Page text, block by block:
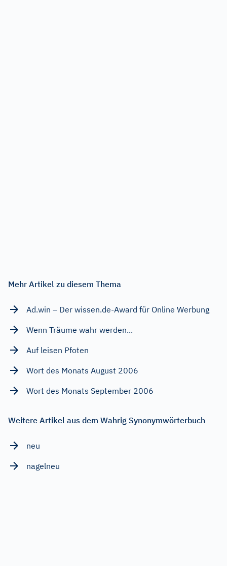
Mehr Artikel zu diesem Thema
Ad.win – Der wissen.de-Award für Online Werbung
Wenn Träume wahr werden...
Auf leisen Pfoten
Wort des Monats August 2006
Wort des Monats September 2006
Weitere Artikel aus dem Wahrig Synonymwörterbuch
neu
nagelneu